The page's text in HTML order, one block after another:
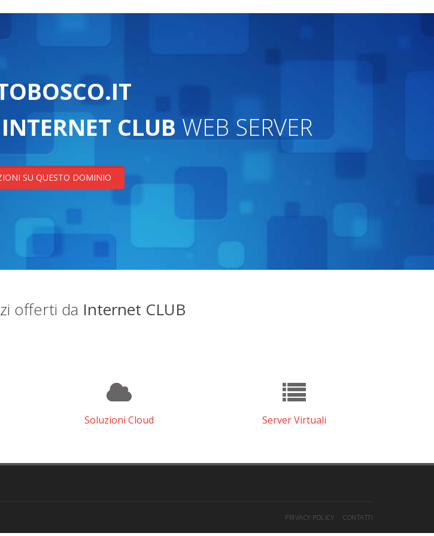
INTERNET CLUB WEB SERVER
SU QUESTO DOMINIO
offerti da Internet CLUB
Soluzioni Cloud Server Virtuali
PRIVACY POLICY CONTATTI